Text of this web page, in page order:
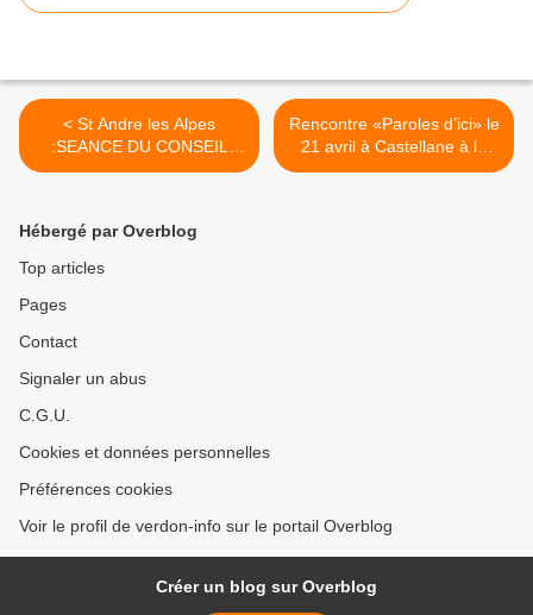
< St Andre les Alpes
:SEANCE DU CONSEIL
MUNICIPAL DU 11 AVRIL
Rencontre «Paroles d’ici» le
21 avril à Castellane à la
maison Nature et
Hébergé par Overblog
Top articles
Pages
Contact
Signaler un abus
C.G.U.
Cookies et données personnelles
Préférences cookies
Voir le profil de verdon-info sur le portail Overblog
Créer un blog sur Overblog